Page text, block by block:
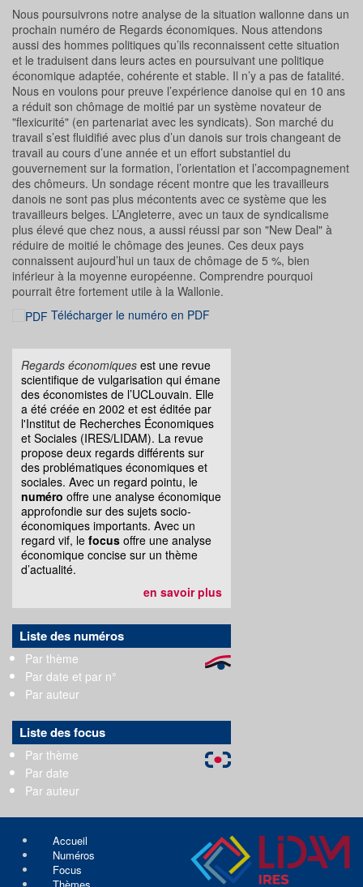
Nous poursuivrons notre analyse de la situation wallonne dans un
prochain numéro de Regards économiques. Nous attendons
aussi des hommes politiques qu’ils reconnaissent cette situation
et le traduisent dans leurs actes en poursuivant une politique
économique adaptée, cohérente et stable. Il n’y a pas de fatalité.
Nous en voulons pour preuve l’expérience danoise qui en 10 ans
a réduit son chômage de moitié par un système novateur de
"flexicurité" (en partenariat avec les syndicats). Son marché du
travail s’est fluidifié avec plus d’un danois sur trois changeant de
travail au cours d’une année et un effort substantiel du
gouvernement sur la formation, l’orientation et l’accompagnement
des chômeurs. Un sondage récent montre que les travailleurs
danois ne sont pas plus mécontents avec ce système que les
travailleurs belges. L’Angleterre, avec un taux de syndicalisme
plus élevé que chez nous, a aussi réussi par son "New Deal" à
réduire de moitié le chômage des jeunes. Ces deux pays
connaissent aujourd’hui un taux de chômage de 5 %, bien
inférieur à la moyenne européenne. Comprendre pourquoi
pourrait être fortement utile à la Wallonie.
Télécharger le numéro en PDF
Regards économiques est une revue
scientifique de vulgarisation qui émane
des économistes de l’UCLouvain. Elle
a été créée en 2002 et est éditée par
l'Institut de Recherches Économiques
et Sociales (IRES/LIDAM). La revue
propose deux regards différents sur
des problématiques économiques et
sociales. Avec un regard pointu, le
numéro offre une analyse économique
approfondie sur des sujets socio-
économiques importants. Avec un
regard vif, le focus offre une analyse
économique concise sur un thème
d’actualité.
en savoir plus
Liste des numéros
Par thème
Par date et par n°
Par auteur
Liste des focus
Par thème
Par date
Par auteur
Accueil
Numéros
Focus